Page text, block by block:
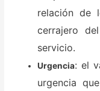
relación de
cerrajero
servicio.
Urgencia: el
urgencia